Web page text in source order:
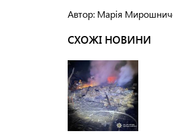
Автор: Марія
СХОЖІ НОВИНИ